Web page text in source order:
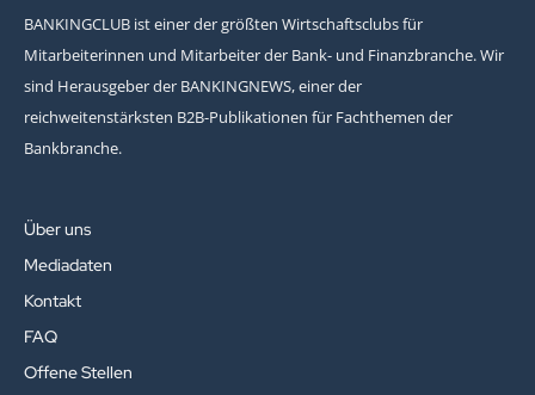
BANKINGCLUB ist einer der größten Wirtschaftsclubs für
Mitarbeiterinnen und Mitarbeiter der Bank- und Finanzbranche. Wir
sind Herausgeber der BANKINGNEWS, einer der
reichweitenstärksten B2B-Publikationen für Fachthemen der
Bankbranche.
Über uns
Mediadaten
Kontakt
FAQ
Offene Stellen